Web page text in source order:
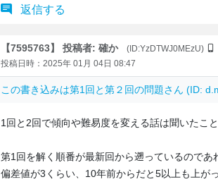
返信する
【7595763】 投稿者: 確か
(ID:YzDTWJ0MEzU)
投稿日時：2025年 01月 04日 08:47
この書き込みは第1回と第２回の問題さん (ID:
1回と2回で傾向や難易度を変える話は聞いたこと
第1回を解く順番が最新回から遡っているので
偏差値が3くらい、10年前からだと5以上も上が